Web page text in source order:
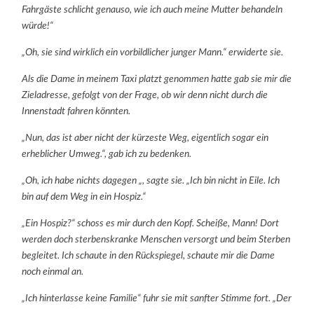
Fahrgäste schlicht genauso, wie ich auch meine Mutter behandeln
würde!“
„Oh, sie sind wirklich ein vorbildlicher junger Mann.“ erwiderte sie.
Als die Dame in meinem Taxi platzt genommen hatte gab sie mir die
Zieladresse, gefolgt von der Frage, ob wir denn nicht durch die
Innenstadt fahren könnten.
„Nun, das ist aber nicht der kürzeste Weg, eigentlich sogar ein
erheblicher Umweg.“, gab ich zu bedenken.
„Oh, ich habe nichts dagegen „, sagte sie. „Ich bin nicht in Eile. Ich
bin auf dem Weg in ein Hospiz.“
„Ein Hospiz?“ schoss es mir durch den Kopf. Scheiße, Mann! Dort
werden doch sterbenskranke Menschen versorgt und beim Sterben
begleitet. Ich schaute in den Rückspiegel, schaute mir die Dame
noch einmal an.
„Ich hinterlasse keine Familie“ fuhr sie mit sanfter Stimme fort. „Der